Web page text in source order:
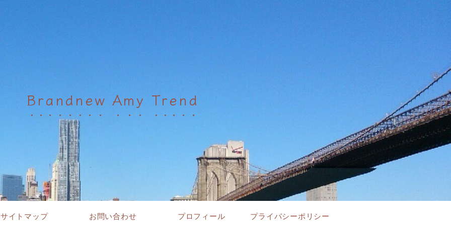
Brandnew Amy Trend
サイトマップ お問い合わせ プロフィール プライバシーポリシー